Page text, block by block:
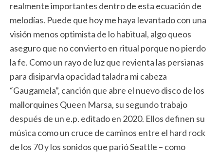
realmente importantes dentro de esta ecuación de
melodías. Puede que hoy me haya levantado con una
visión menos optimista de lo habitual, algo queos
aseguro que no convierto en ritual porque no pierdo
la fe. Como un rayo de luz que revienta las persianas
para disiparvla opacidad taladra mi cabeza
“Gaugamela”, canción que abre el nuevo disco de los
mallorquines Queen Marsa, su segundo trabajo
después de un e.p. editado en 2020. Ellos definen su
música como un cruce de caminos entre el hard rock
de los 70 y los sonidos que parió Seattle – como